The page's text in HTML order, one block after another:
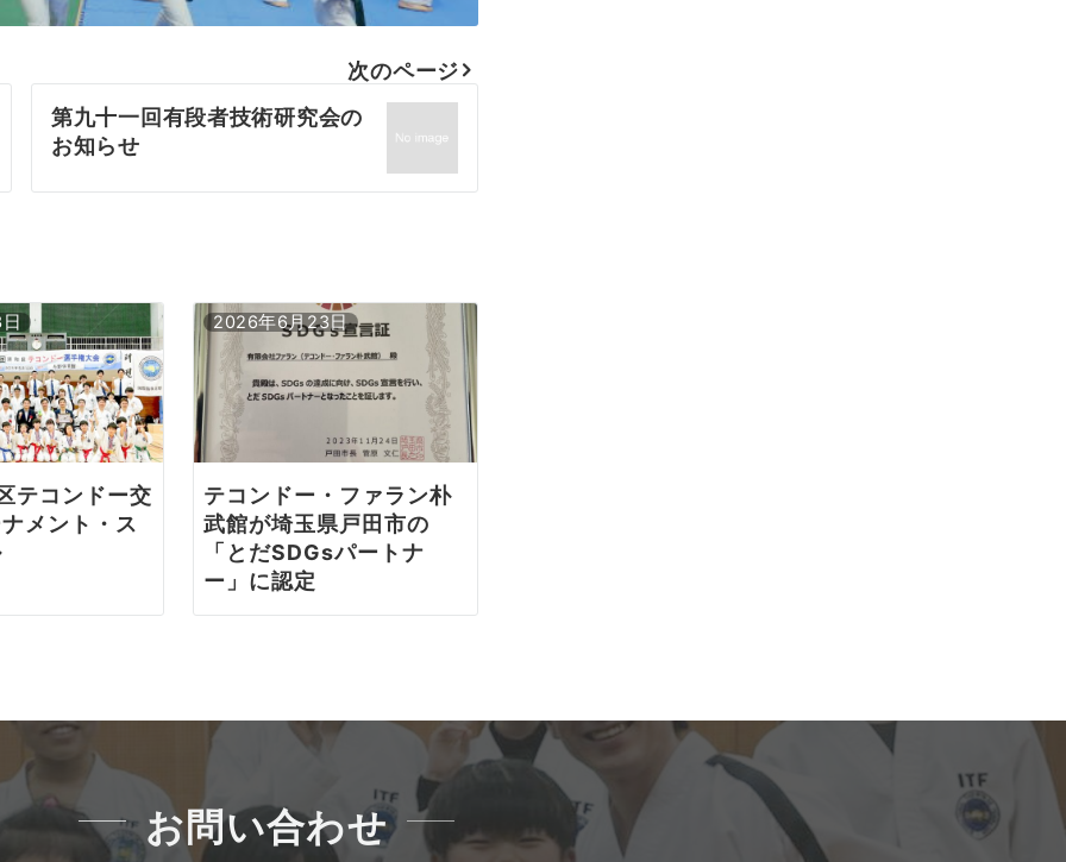
次のページ
第九十一回有段者技術研究会の
お知らせ
テコンドー交
メント・ス
2026年6月23日
テコンドー・ファラン朴
武館が埼玉県戸田市の
「とだSDGsパートナ
ー」に認定
お問い合わせ